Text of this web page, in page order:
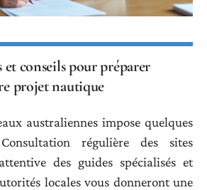
et conseils pour préparer
projet nautique
australiennes impose quelques
régulière des sites
des guides spécialisés et
locales vous donneront une